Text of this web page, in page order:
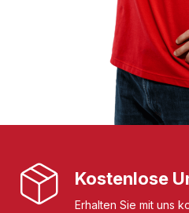
Kostenlose
Erhalten Sie mit uns